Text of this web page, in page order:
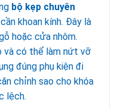
bộ kẹp chuyên
khoan kính. Đây là
hoặc cửa nhôm.
và có thể làm nứt vỡ
đúng phụ kiện đi
chỉnh sao cho khóa
lệch.